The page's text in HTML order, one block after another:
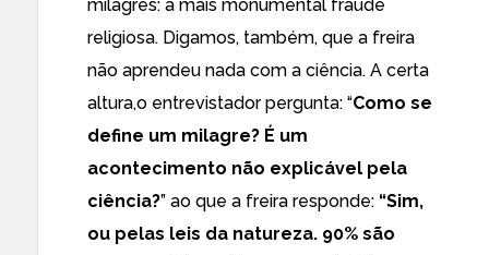
milagres: a mais monumental fraude
religiosa. Digamos, também, que a freira
não aprendeu nada com a ciência. A certa
altura,o entrevistador pergunta: “Como se
define um milagre? É um
acontecimento não explicável pela
ciência?” ao que a freira responde: “Sim,
ou pelas leis da natureza. 90% são